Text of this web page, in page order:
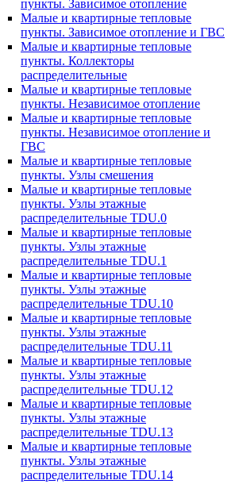
пункты. Зависимое отопление
Малые и квартирные тепловые
пункты. Зависимое отопление и ГВС
Малые и квартирные тепловые
пункты. Коллекторы
распределительные
Малые и квартирные тепловые
пункты. Независимое отопление
Малые и квартирные тепловые
пункты. Независимое отопление и
ГВС
Малые и квартирные тепловые
пункты. Узлы смешения
Малые и квартирные тепловые
пункты. Узлы этажные
распределительные TDU.0
Малые и квартирные тепловые
пункты. Узлы этажные
распределительные TDU.1
Малые и квартирные тепловые
пункты. Узлы этажные
распределительные TDU.10
Малые и квартирные тепловые
пункты. Узлы этажные
распределительные TDU.11
Малые и квартирные тепловые
пункты. Узлы этажные
распределительные TDU.12
Малые и квартирные тепловые
пункты. Узлы этажные
распределительные TDU.13
Малые и квартирные тепловые
пункты. Узлы этажные
распределительные TDU.14